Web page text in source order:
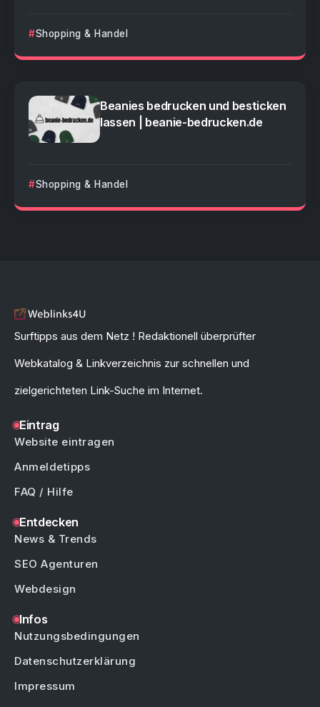
Shopping & Handel
Beanies bedrucken und besticken
lassen | beanie-bedrucken.de
Shopping & Handel
Surftipps aus dem Netz ! Redaktionell überprüfter
Webkatalog & Linkverzeichnis zur schnellen und
zielgerichteten Link-Suche im Internet.
Eintrag
Website eintragen
Anmeldetipps
FAQ / Hilfe
Entdecken
News & Trends
SEO Agenturen
Webdesign
Infos
Nutzungsbedingungen
Datenschutzerklärung
Impressum